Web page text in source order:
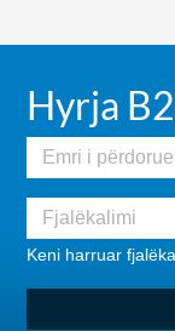
Hyrja
Keni harruar